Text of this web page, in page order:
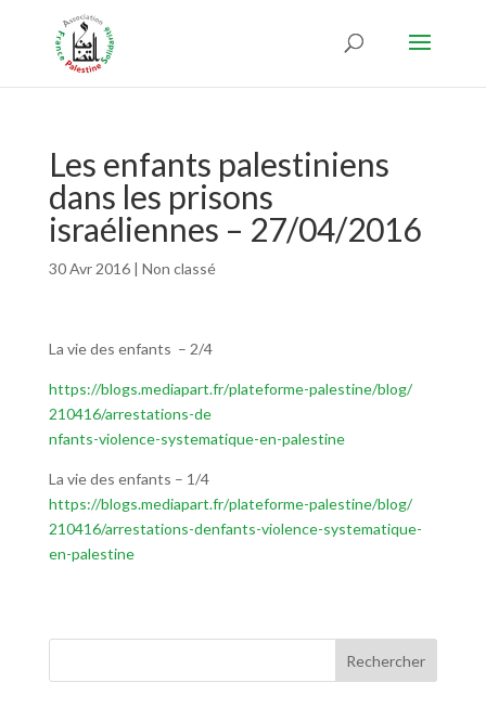
Les enfants palestiniens
dans les prisons
israéliennes – 27/04/2016
30 Avr 2016| Non classé
La vie des enfants – 2/4
https://blogs.mediapart.fr/plateforme-palestine/blog/
210416/arrestations-de
nfants-violence-systematique-en-palestine
La vie des enfants – 1/4
https://blogs.mediapart.fr/plateforme-palestine/blog/
210416/arrestations-denfants-violence-systematique-
en-palestine